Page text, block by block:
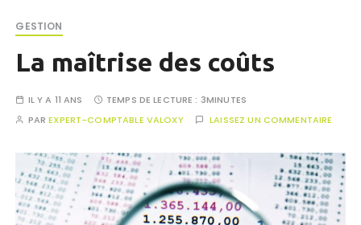
GESTION
La maîtrise des coûts
IL Y A 11 ANS TEMPS DE LECTURE : 3MINUTES
PAREXPERT-COMPTABLE VALOXY LAISSEZ UN COMMENTAIRE